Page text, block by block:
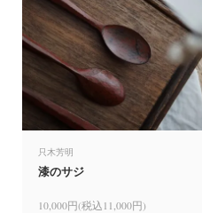
只木芳明
漆のサジ
10,000円(税込11,000円)